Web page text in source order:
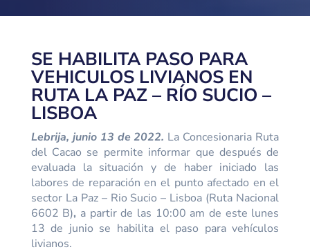
SE HABILITA PASO PARA
VEHICULOS LIVIANOS EN
RUTA LA PAZ – RÍO SUCIO –
LISBOA
Lebrija, junio 13 de 2022. La Concesionaria Ruta
del Cacao se permite informar que después de
evaluada la situación y de haber iniciado las
labores de reparación en el punto afectado en el
sector La Paz – Rio Sucio – Lisboa (Ruta Nacional
6602 B), a partir de las 10:00 am de este lunes
13 de junio se habilita el paso para vehículos
livianos.